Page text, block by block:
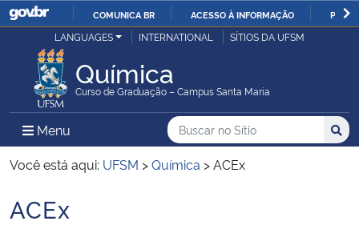
IR
COMUNICA BR ACESSO À INFORMAÇÃO
Ministério da Justiça e Segurança Pública
Ministério da Defesa
Ministério das Relações Exteriores
Ministério da Economia
LANGUAGES INTERNATIONAL SÍTIOS DA UFSM
Química
Curso de Graduação – Campus Santa Maria
Menu Menu Principal do Sítio
Busca
Buscar no no Sítio
Busca:
Você está aqui: UFSM >Química >ACEx
Início do conteúdo
ACEx